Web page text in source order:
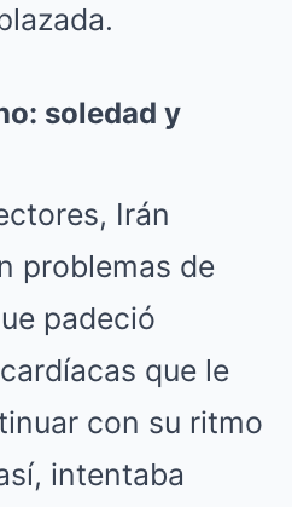
soledad y
Irán
problemas de
padeció
que le
con su ritmo
intentaba